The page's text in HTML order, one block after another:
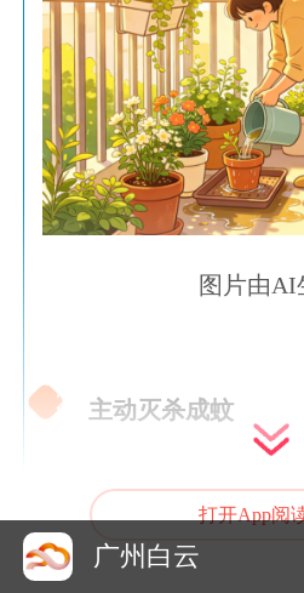
图片由AI
2 主动灭杀成蚊
室内发现蚊虫，可用
虫较多时，合规使用杀
打开App阅
广州白云